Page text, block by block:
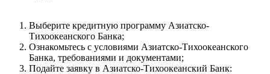
Выберите кредитную программу Азиатско-
Тихоокеанского Банка;
Ознакомьтесь с условиями Азиатско-Тихоокеанского
Банка, требованиями и документами;
Подайте заявку в Азиатско-Тихоокеанский Банк: